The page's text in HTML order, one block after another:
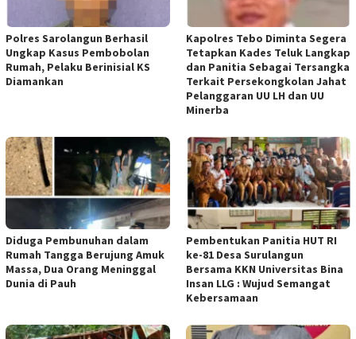
Polres Sarolangun Berhasil
Ungkap Kasus Pembobolan
Rumah, Pelaku Berinisial KS
Diamankan
Kapolres Tebo Diminta Segera
Tetapkan Kades Teluk Langkap
dan Panitia Sebagai Tersangka
Terkait Persekongkolan Jahat
Pelanggaran UU LH dan UU
Minerba
Diduga Pembunuhan dalam
Rumah Tangga Berujung Amuk
Massa, Dua Orang Meninggal
Dunia di Pauh
Pembentukan Panitia HUT RI
ke-81 Desa Surulangun
Bersama KKN Universitas Bina
Insan LLG : Wujud Semangat
Kebersamaan